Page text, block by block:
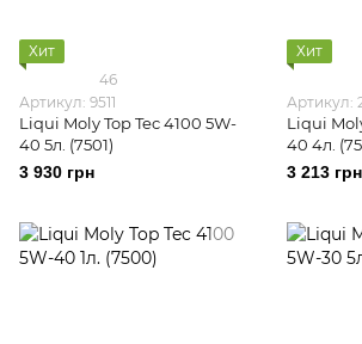
Хит
46
Артикул: 9511
Liqui Moly Top Tec 4100 5W-
40 5л. (7501)
3 930 грн
Хит
Артикул:
Liqui
40 4л.
3 213 грн